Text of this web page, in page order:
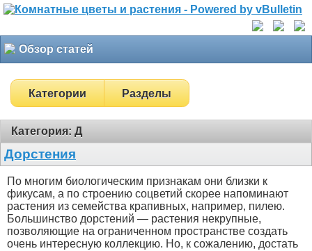
Обзор статей
Категории Разделы
Категория: Д
Дорстения
По многим биологическим признакам они близки к
фикусам, а по строению соцветий скорее напоминают
растения из семейства крапивных, например, пилею.
Большинство дорстений — растения некрупные,
позволяющие на ограниченном пространстве создать
очень интересную коллекцию. Но, к сожалению, достать